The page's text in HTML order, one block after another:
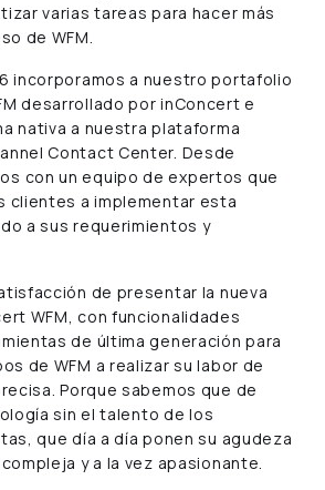
varias tareas para hacer más
de WFM.
incorporamos a nuestro portafolio
desarrollado por inConcert e
nativa a nuestra plataforma
Contact Center. Desde
con un equipo de expertos que
clientes a implementar esta
a sus requerimientos y
de presentar la nueva
WFM, con funcionalidades
de última generación para
de WFM a realizar su labor de
Porque sabemos que de
sin el talento de los
que día a día ponen su agudeza
y a la vez apasionante.